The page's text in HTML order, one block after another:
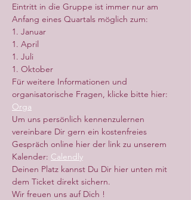
Eintritt in die Gruppe ist immer nur am
Anfang eines Quartals möglich zum:
1. Januar
1. April
1. Juli
1. Oktober
Für weitere Informationen und
organisatorische Fragen, klicke bitte hier:
Orga
Um uns persönlich kennenzulernen
vereinbare Dir gern ein kostenfreies
Gespräch online hier der link zu unserem
Kalender: Calendly
Deinen Platz kannst Du Dir hier unten mit
dem Ticket direkt sichern.
Wir freuen uns auf Dich !